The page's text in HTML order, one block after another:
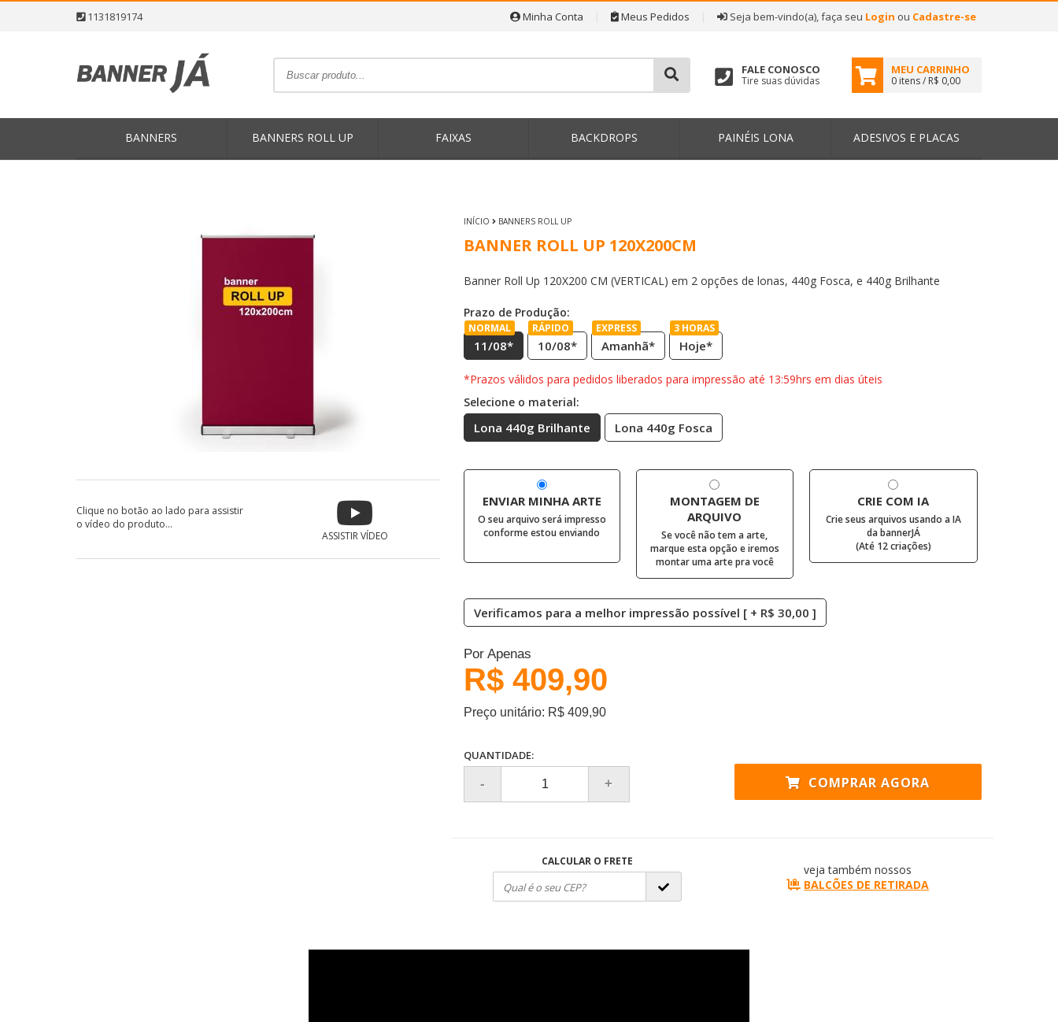
1131819174 Minha Conta Meus Pedidos Seja bem-vindo(a), faça seu Login ou Cadastre-se
FALE CONOSCO
Tire suas dúvidas
MEU CARRINHO
0 itens / R$ 0,00
BANNERS BANNERS ROLL UP FAIXAS BACKDROPS PAINÉIS LONA ADESIVOS E PLACAS
Clique no botão ao lado para assistir
o vídeo do produto...
ASSISTIR VÍDEO
INÍCIO BANNERS ROLL UP
BANNER ROLL UP 120X200CM
Banner Roll Up 120X200 CM (VERTICAL) em 2 opções de lonas, 440g Fosca, e 440g Brilhante
Prazo de Produção:
11/08*
NORMAL
10/08*
RÁPIDO
Amanhã*
EXPRESS
Hoje*
3 HORAS
*Prazos válidos para pedidos liberados para impressão até 13:59hrs em dias úteis
Selecione o material:
Lona 440g Brilhante Lona 440g Fosca
ENVIAR MINHA ARTE
O seu arquivo será impresso
conforme estou enviando
MONTAGEM DE
ARQUIVO
Se você não tem a arte,
marque esta opção e iremos
montar uma arte pra você
CRIE COM IA
Crie seus arquivos usando a IA
da bannerJÁ
(Até 12 criações)
Verificamos para a melhor impressão possível [ + R$ 30,00 ]
Por Apenas
R$ 409,90
Preço unitário: R$ 409,90
QUANTIDADE:
COMPRAR AGORA
CALCULAR O FRETE
veja também nossos
BALCÕES DE RETIRADA